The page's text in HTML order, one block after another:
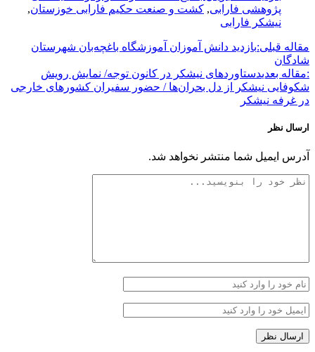
پژوهشی فارابی, کشت و صنعت حکیم فارابی خوزستان,
نیشکر فارابی
مقاله قبلی:بازدید دانش آموزان آموزشگاه باغچه‌بان شهرستان
شادگان
:مقاله بعدیدستاوردهای نیشکر در کانون توجه/ نمایش رویش
شکوفایی نیشکر از دل بحران‌ها / حضور سفیران کشورهای خارجی
در غرفه نیشکر
ارسال نظر
آدرس ایمیل شما منتشر نخواهد شد.